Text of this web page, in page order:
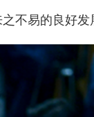
不易的良好发